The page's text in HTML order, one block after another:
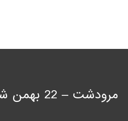
مرودشت – 22 بهمن شمالی